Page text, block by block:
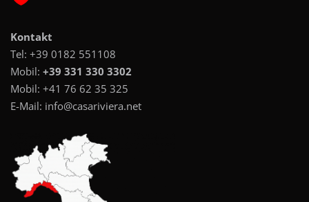
Kontakt
Tel: +39 0182 551108
Mobil: +39 331 330 3302
Mobil: +41 76 62 35 325
E-Mail: info@casariviera.net